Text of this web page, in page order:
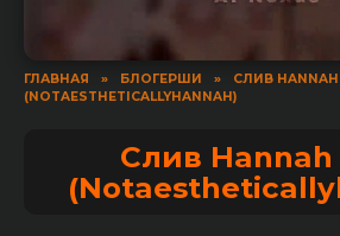
ГЛАВНАЯ » БЛОГЕРШИ »
СЛИВ HANNAH
(NOTAESTHETICALLYHANNAH)
Слив Hannah